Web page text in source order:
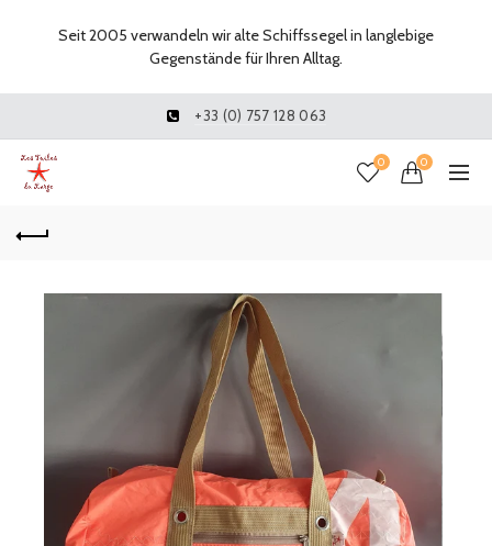
+33 (0) 757 128 063
0 0
Seit 2005 verwandeln wir alte Schiffssegel in langlebige
Gegenstände für Ihren Alltag.